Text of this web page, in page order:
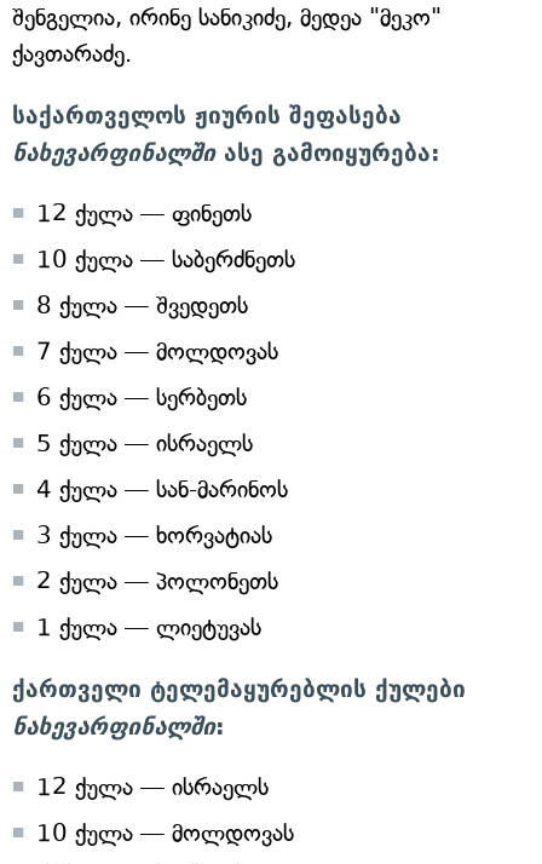
შენგელია, ირინე სანიკიძე, მედეა "მეკო"
ქავთარაძე.
საქართველოს ჟიურის შეფასება
ნახევარფინალშიასე გამოიყურება:
12 ქულა — ფინეთს
10 ქულა — საბერძნეთს
8 ქულა — შვედეთს
7 ქულა — მოლდოვას
6 ქულა — სერბეთს
5 ქულა — ისრაელს
4 ქულა — სან-მარინოს
3 ქულა — ხორვატიას
2 ქულა — პოლონეთს
1 ქულა — ლიეტუვას
ქართველი ტელემაყურებლის ქულები
ნახევარფინალში:
12 ქულა — ისრაელს
10 ქულა — მოლდოვას